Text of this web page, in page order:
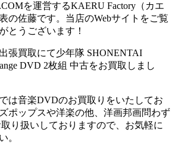
を運営するKAERU Factory（カエ
の佐藤です。当店のWebサイトをご覧
とうございます！
張買取にて少年隊 SHONENTAI
DVD 2枚組 中古をお買取しまし
は音楽DVDのお買取りをいたしてお
ポップスや洋楽の他、洋画邦画問わず
り扱いしておりますので、お気軽に
。